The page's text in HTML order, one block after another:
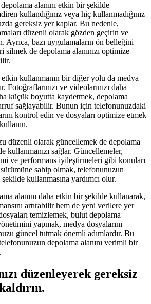
alanını etkin bir şekilde
kullandığınız veya hiç kullanmadığınız
gereksiz yer kaplar. Bu nedenle,
düzenli olarak gözden geçirin ve
Ayrıca, bazı uygulamaların ön belleğini
de depolama alanınızı optimize
etkin kullanmanın bir diğer yolu da medya
Fotoğraflarınızı ve videolarınızı daha
küçük boyutta kaydetmek, depolama
sağlayabilir. Bunun için telefonunuzdaki
kontrol edin ve dosyaları optimize etmek
düzenli olarak güncellemek de depolama
kullanmanızı sağlar. Güncellemeler,
ve performans iyileştirmeleri gibi konuları
sürümüne sahip olmak, telefonunuzun
kullanmasına yardımcı olur.
alanını daha etkin bir şekilde kullanarak,
artırabilir hem de yeni verilere yer
temizlemek, bulut depolama
yapmak, medya dosyalarını
güncel tutmak önemli adımlardır. Bu
depolama alanını verimli bir
düzenleyerek gereksiz